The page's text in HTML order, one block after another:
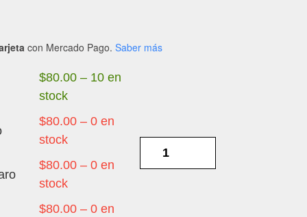
con Mercado Pago. Saber más
$80.00– 10 en
stock
$80.00– 0 en
stock
$80.00– 0 en
stock
$80.00– 0 en